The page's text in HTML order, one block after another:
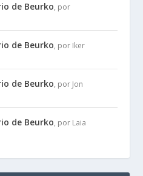
de Beurko, por
de Beurko, por Iker
de Beurko, por Jon
de Beurko, por Laia